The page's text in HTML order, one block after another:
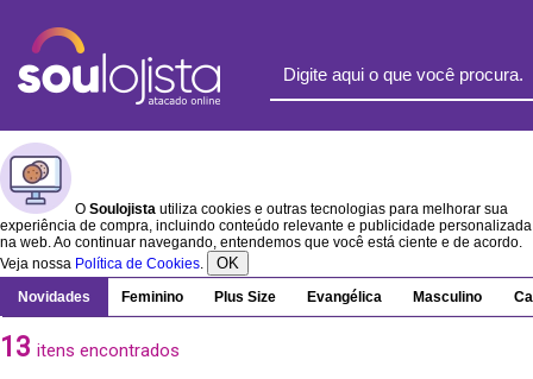
O Soulojista utiliza cookies e outras tecnologias para melhorar sua
experiência de compra, incluindo conteúdo relevante e publicidade personalizada
na web. Ao continuar navegando, entendemos que você está ciente e de acordo.
Veja nossa Política de Cookies. OK
Novidades Feminino Plus Size Evangélica Masculino
13 itens encontrados